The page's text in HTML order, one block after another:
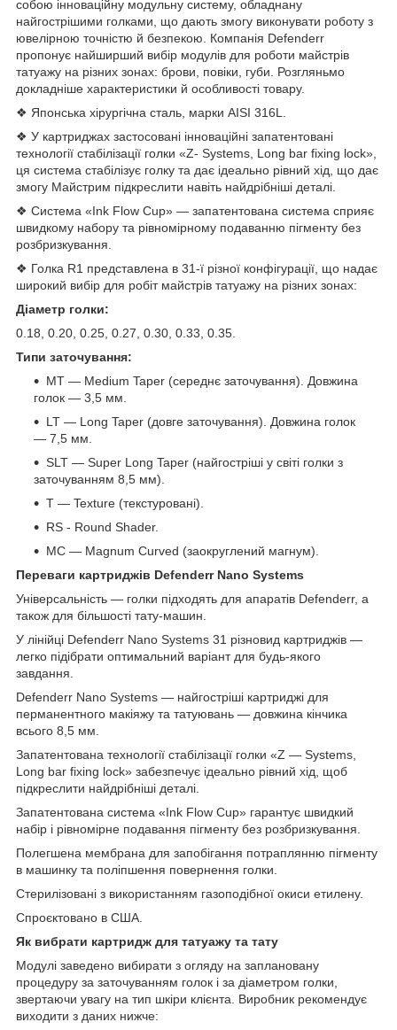
собою інноваційну модульну систему, обладнану
найгострішими голками, що дають змогу виконувати роботу з
ювелірною точністю й безпекою. Компанія Defenderr
пропонує найширший вибір модулів для роботи майстрів
татуажу на різних зонах: брови, повіки, губи. Розгляньмо
докладніше характеристики й особливості товару.
❖ Японська хірургічна сталь, марки AISI 316L.
❖ У картриджах застосовані інноваційні запатентовані
технології стабілізації голки «Z- Systems, Long bar fixing lock»,
ця система стабілізує голку та дає ідеально рівний хід, що дає
змогу Майстрим підкреслити навіть найдрібніші деталі.
❖ Система «Ink Flow Cup» — запатентована система сприяє
швидкому набору та рівномірному подаванню пігменту без
розбризкування.
❖ Голка R1 представлена в 31-ї різної конфігурації, що надає
широкий вибір для робіт майстрів татуажу на різних зонах:
Діаметр голки:
0.18, 0.20, 0.25, 0.27, 0.30, 0.33, 0.35.
Типи заточування:
MT — Medium Taper (середнє заточування). Довжина
голок — 3,5 мм.
LT — Long Taper (довге заточування). Довжина голок
— 7,5 мм.
SLT — Super Long Taper (найгостріші у світі голки з
заточуванням 8,5 мм).
T — Texture (текстуровані).
RS - Round Shader.
MC — Magnum Curved (заокруглений магнум).
Переваги картриджів Defenderr Nano Systems
Універсальність — голки підходять для апаратів Defenderr, а
також для більшості тату-машин.
У лінійці Defenderr Nano Systems 31 різновид картриджів —
легко підібрати оптимальний варіант для будь-якого
завдання.
Defenderr Nano Systems — найгостріші картриджі для
перманентного макіяжу та татуювань — довжина кінчика
всього 8,5 мм.
Запатентована технології стабілізації голки «Z — Systems,
Long bar fixing lock» забезпечує ідеально рівний хід, щоб
підкреслити найдрібніші деталі.
Запатентована система «Ink Flow Cup» гарантує швидкий
набір і рівномірне подавання пігменту без розбризкування.
Полегшена мембрана для запобігання потраплянню пігменту
в машинку та поліпшення повернення голки.
Стерилізовані з використанням газоподібної окиси етилену.
Спроєктовано в США.
Як вибрати картридж для татуажу та тату
Модулі заведено вибирати з огляду на заплановану
процедуру за заточуванням голок і за діаметром голки,
звертаючи увагу на тип шкіри клієнта. Виробник рекомендує
виходити з даних нижче: